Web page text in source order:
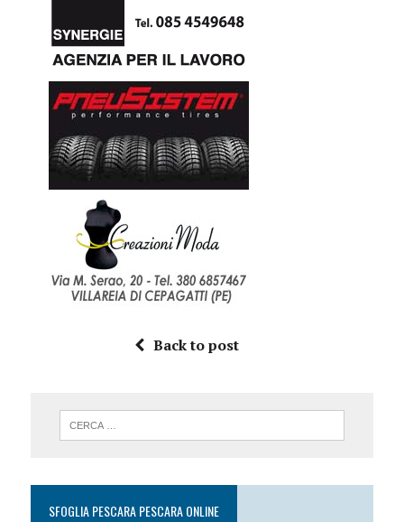
Back to post
SFOGLIA PESCARA PESCARA ONLINE